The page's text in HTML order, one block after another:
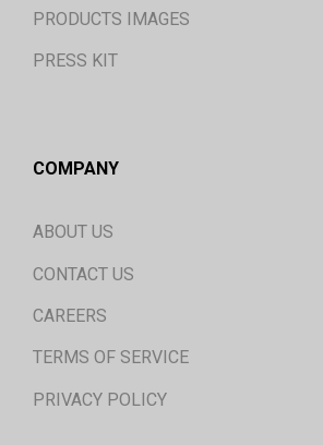
PRODUCTS IMAGES
PRESS KIT
COMPANY
ABOUT US
CONTACT US
CAREERS
TERMS OF SERVICE
PRIVACY POLICY